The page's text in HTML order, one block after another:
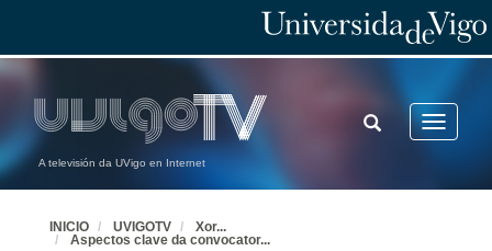
A televisión da UVigo en Internet
Toggle
TOGGLE
SEARCH
INICIO UVIGOTV Xor...
Aspectos clave da convocator...